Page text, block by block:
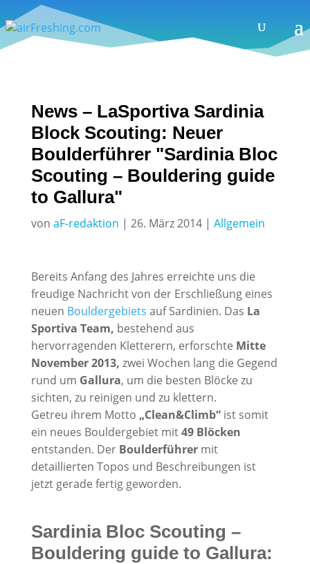
News – LaSportiva Sardinia
Block Scouting: Neuer
Boulderführer "Sardinia Bloc
Scouting – Bouldering guide
to Gallura"
von aF-redaktion | 26. März 2014| Allgemein
Bereits Anfang des Jahres erreichte uns die
freudige Nachricht von der Erschließung eines
neuen Bouldergebiets auf Sardinien. Das La
Sportiva Team, bestehend aus
hervorragenden Kletterern, erforschte Mitte
November 2013, zwei Wochen lang die Gegend
rund um Gallura, um die besten Blöcke zu
sichten, zu reinigen und zu klettern.
Getreu ihrem Motto „Clean&Climb“ist somit
ein neues Bouldergebiet mit49 Blöcken
entstanden. Der Boulderführermit
detaillierten Topos und Beschreibungen ist
jetzt gerade fertig geworden.
Sardinia Bloc Scouting –
Bouldering guide to Gallura: